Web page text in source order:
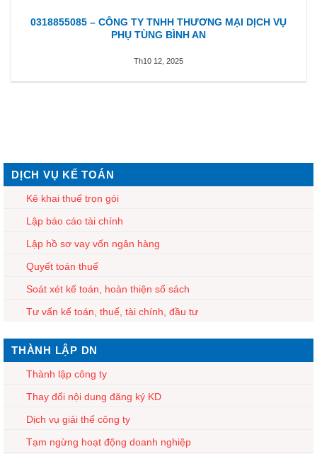
0318855085 – CÔNG TY TNHH THƯƠNG MẠI DỊCH VỤ
PHỤ TÙNG BÌNH AN
Th10 12, 2025
DỊCH VỤ KẾ TOÁN
Kê khai thuế trọn gói
Lập báo cáo tài chính
Lập hồ sơ vay vốn ngân hàng
Quyết toán thuế
Soát xét kế toán, hoàn thiện sổ sách
Tư vấn kế toán, thuế, tài chính, đầu tư
THÀNH LẬP DN
Thành lập công ty
Thay đổi nội dung đăng ký KD
Dịch vụ giải thể công ty
Tạm ngừng hoạt động doanh nghiệp